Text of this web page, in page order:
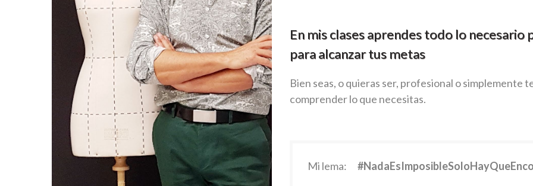
En mis clases aprendes todo lo
para alcanzar tus metas
Bien seas, o quieras ser, profesional o simplemente
comprender lo que necesitas.
Mi lema: